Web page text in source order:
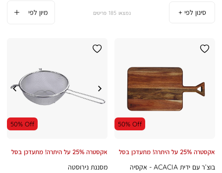
סינון לפי 185 פריטים
50% Off
אקסטרה 25% על היתרה! מתעדכן בסל
בוצ’ר עם ידית ACACIA - אקסיה
50% Off
אקסטרה 25% על היתרה! מתעדכן בסל
מסננת נירוסטה